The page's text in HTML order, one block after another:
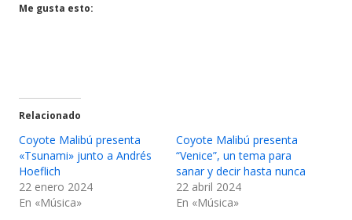
Me gusta esto:
Relacionado
Coyote Malibú presenta
«Tsunami» junto a Andrés
Hoeflich
22 enero 2024
En «Música»
Coyote Malibú presenta
“Venice”, un tema para
sanar y decir hasta nunca
22 abril 2024
En «Música»